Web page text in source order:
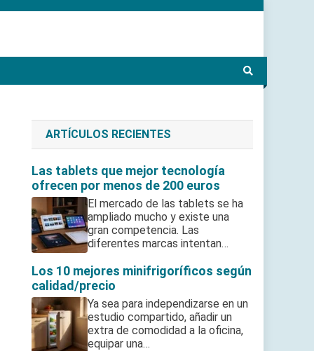
ARTÍCULOS RECIENTES
Las tablets que mejor tecnología
ofrecen por menos de 200 euros
El mercado de las tablets se ha
ampliado mucho y existe una
gran competencia. Las
diferentes marcas intentan…
Los 10 mejores minifrigoríficos según
calidad/precio
Ya sea para independizarse en un
estudio compartido, añadir un
extra de comodidad a la oficina,
equipar una…